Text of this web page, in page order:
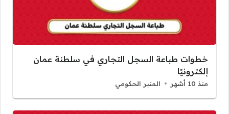
خطوات طباعة السجل التجاري في سلطنة عمان
إلكترونيًا
منذ 10 أشهر المنبر الحكومي